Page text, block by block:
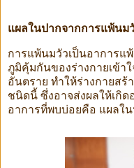
แผลในปากจากการแพ้นม
การแพ้นมวัวเป็นอาการแ
ภูมิคุ้มกันของร่างกายเข้า
อันตราย ทำให้ร่างกายส
ชนิดนี้ ซึ่งอาจส่งผลให้เกิ
อาการที่พบบ่อยคือ แผลใน